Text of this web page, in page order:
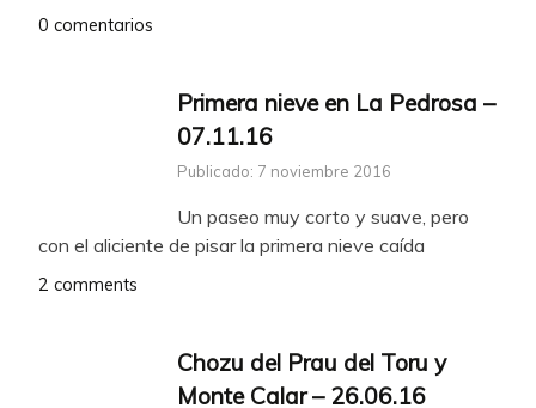
0 comentarios
Primera nieve en La Pedrosa –
07.11.16
Publicado: 7 noviembre 2016
Un paseo muy corto y suave, pero
con el aliciente de pisar la primera nieve caída
2 comments
Chozu del Prau del Toru y
Monte Calar – 26.06.16